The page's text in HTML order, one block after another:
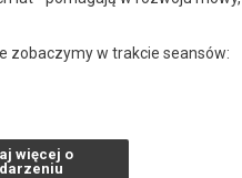
zobaczymy w trakcie seansów:
- reż. Dominik Litwiniak;
grzechotka Bobo - reż. Marta
więcej o